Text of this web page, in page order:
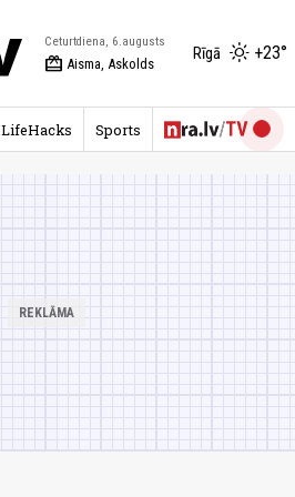
Ceturtdiena, 6.augusts
redeem Aisma, Askolds
Rīgā +23°
LifeHacks Sports